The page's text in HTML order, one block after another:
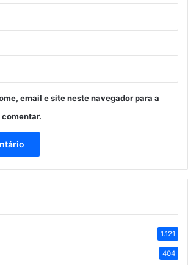
email e site neste navegador para a
comentar.
1.121
404